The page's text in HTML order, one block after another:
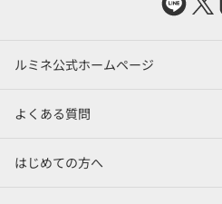
ルミネ公式ホームページ
よくある質問
はじめての方へ